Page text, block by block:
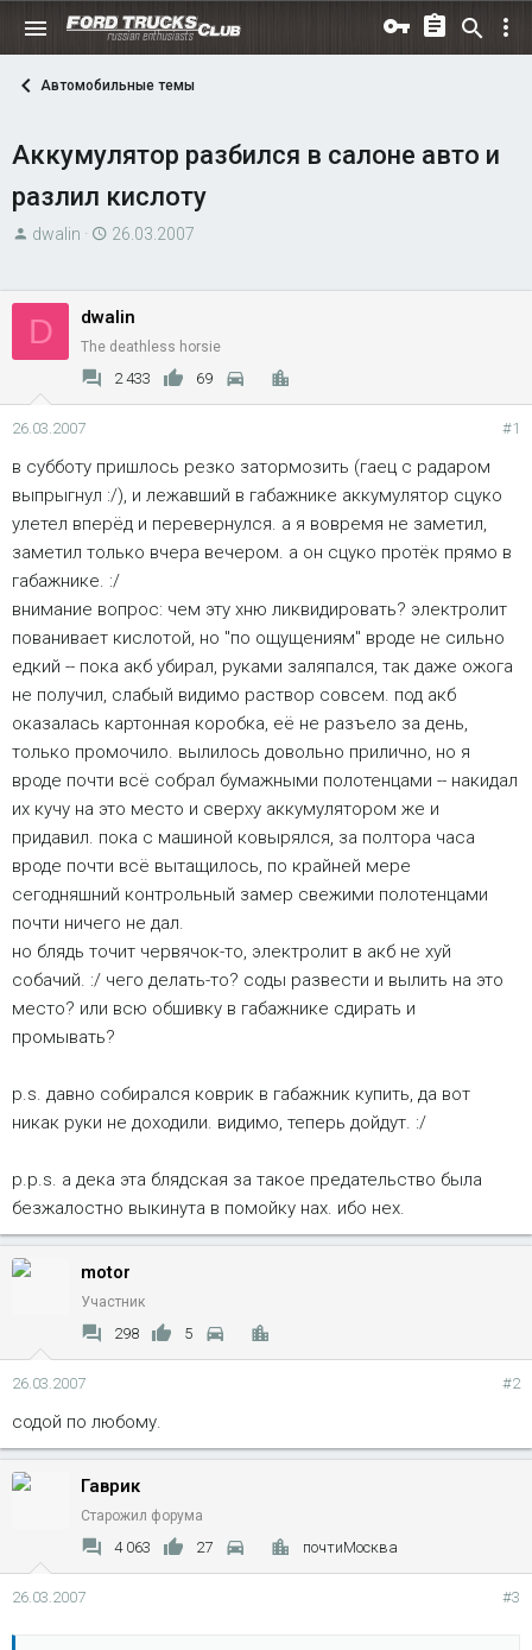
Автомобильные темы
Аккумулятор разбился в салоне авто и
разлил кислоту
А
р
т
dwalin
Д
а
н
ч
а
26.03.2007
D dwalin
The deathless horsie
2 433 69
26.03.2007 #1
в субботу пришлось резко затормозить (гаец с радаром
выпрыгнул :/), и лежавший в габажнике аккумулятор сцуко
улетел вперёд и перевернулся. а я вовремя не заметил,
заметил только вчера вечером. а он сцуко протёк прямо в
габажнике. :/
внимание вопрос: чем эту хню ликвидировать? электролит
пованивает кислотой, но "по ощущениям" вроде не сильно
едкий -- пока акб убирал, руками заляпался, так даже ожога
не получил, слабый видимо раствор совсем. под акб
оказалась картонная коробка, её не разъело за день,
только промочило. вылилось довольно прилично, но я
вроде почти всё собрал бумажными полотенцами -- накидал
их кучу на это место и сверху аккумулятором же и
придавил. пока с машиной ковырялся, за полтора часа
вроде почти всё вытащилось, по крайней мере
сегодняшний контрольный замер свежими полотенцами
почти ничего не дал.
но блядь точит червячок-то, электролит в акб не хуй
собачий. :/ чего делать-то? соды развести и вылить на это
место? или всю обшивку в габажнике сдирать и
промывать?
p.s. давно собирался коврик в габажник купить, да вот
никак руки не доходили. видимо, теперь дойдут. :/
p.p.s. а дека эта блядская за такое предательство была
безжалостно выкинута в помойку нах. ибо нех.
motor
Участник
298 5
26.03.2007 #2
содой по любому.
Гаврик
Старожил форума
4 063 27 почтиМосква
26.03.2007 #3